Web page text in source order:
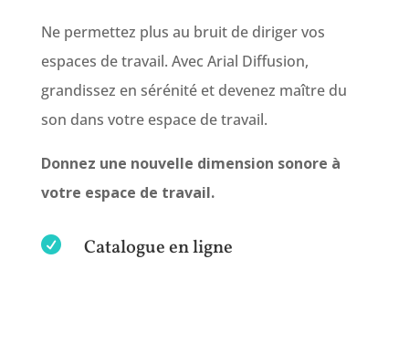
Ne permettez plus au bruit de diriger vos
espaces de travail. Avec Arial Diffusion,
grandissez en sérénité et devenez maître du
son dans votre espace de travail.
Donnez une nouvelle dimension sonore à
votre espace de travail.
 Catalogue en ligne